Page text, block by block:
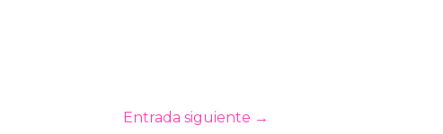
Entrada siguiente →